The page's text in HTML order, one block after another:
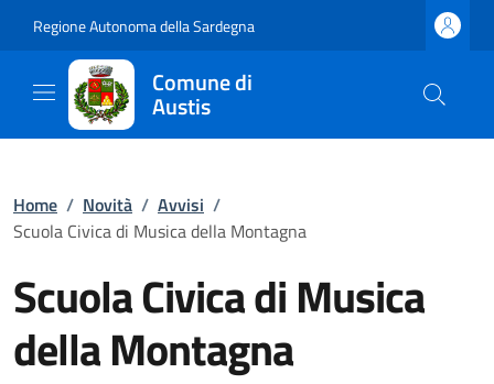
Regione Autonoma della Sardegna
Comune di
Austis
Home / Novità / Avvisi /
Scuola Civica di Musica della Montagna
Scuola Civica di Musica
della Montagna